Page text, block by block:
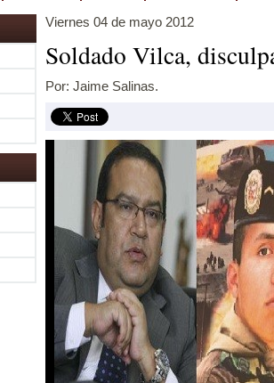
Viernes 04 de mayo 2012
Soldado Vilca,
Por: Jaime Salinas.